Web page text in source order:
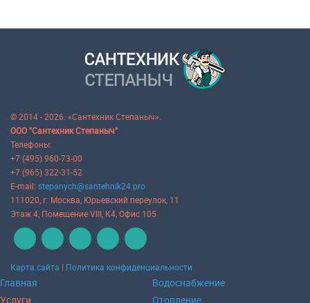
© 2014 - 2026. «Сантехник Степаныч».
ООО "Сантехник Степаныч"
Телефоны:
+7 (495) 960-73-00
+7 (965) 322-31-52
E-mail: stepanych@santehnik24.pro
111020, г. Москва, Юрьевский переулок, 11
Этаж 4, Помещение VIII, К4, Офис 105
Карта сайта | Политика конфиденциальности
Главная
Услуги
Водоснабжение
Отопление